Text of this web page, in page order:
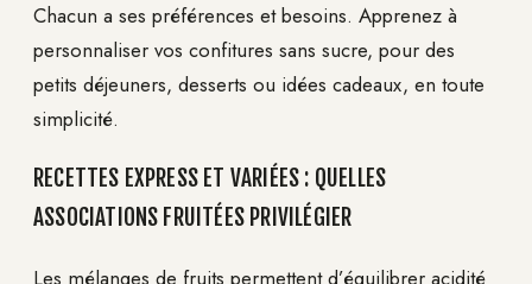
Chacun a ses préférences et besoins. Apprenez à
personnaliser vos confitures sans sucre, pour des
petits déjeuners, desserts ou idées cadeaux, en toute
simplicité.
RECETTES EXPRESS ET VARIÉES : QUELLES
ASSOCIATIONS FRUITÉES PRIVILÉGIER